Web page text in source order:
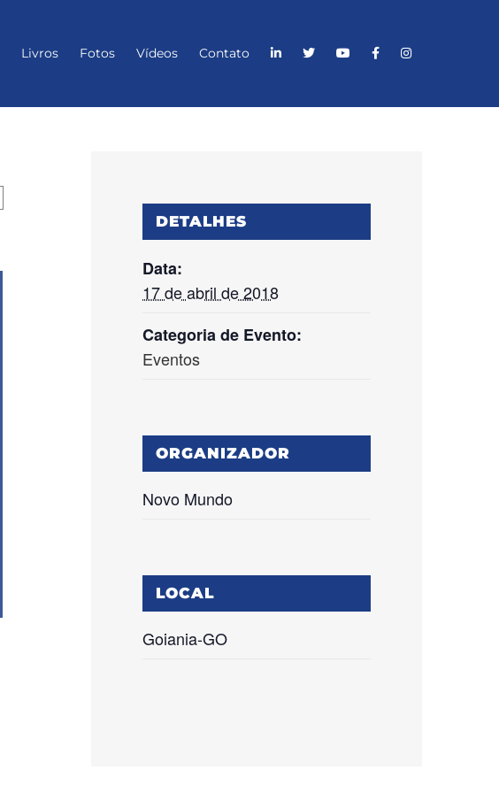
Livros Fotos Vídeos Contato
DETALHES
Data:
17 de abril de 2018
Categoria de Evento:
Eventos
ORGANIZADOR
Novo Mundo
LOCAL
Goiania-GO